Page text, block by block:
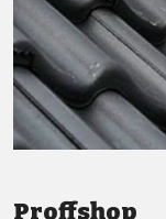
Proffshop